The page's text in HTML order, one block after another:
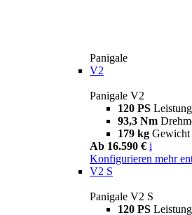
Panigale
V2
Panigale V2
120 PS Leistung
93,3 Nm
179 kg
Ab 16.590 € i
Konfigurieren mehr
V2 S
Panigale V2 S
120 PS Leistung